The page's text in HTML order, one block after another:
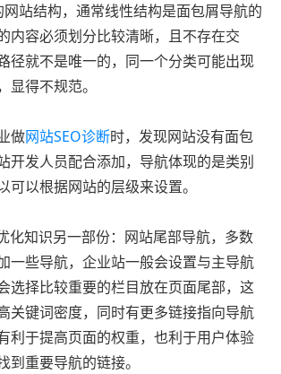
站结构，通常线性结构是面包屑导航的
内容必须划分比较清晰，且不存在交
径就不是唯一的，同一个分类可能出现
显得不规范。
做网站SEO诊断时，发现网站没有面包
开发人员配合添加，导航体现的是类别
可以根据网站的层级来设置。
化知识另一部份：网站尾部导航，多数
一些导航，企业站一般会设置与主导航
选择比较重要的栏目放在页面尾部，这
关键词密度，同时有更多链接指向导航
利于提高页面的权重，也利于用户体验
到重要导航的链接。